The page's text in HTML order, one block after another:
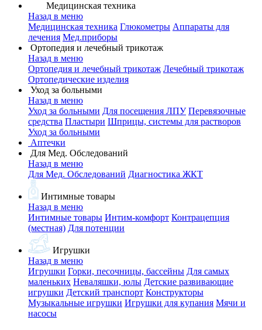
Медицинская техника
Назад в меню
Медицинская техника Глюкометры Аппараты для
лечения Мед.приборы
Ортопедия и лечебный трикотаж
Назад в меню
Ортопедия и лечебный трикотаж Лечебный трикотаж
Ортопедические изделия
Уход за больными
Назад в меню
Уход за больными Для посещения ЛПУ Перевязочные
средства Пластыри Шприцы, системы для растворов
Уход за больными
Аптечки
Для Мед. Обследований
Назад в меню
Для Мед. Обследований Диагностика ЖКТ
Интимные товары
Назад в меню
Интимные товары Интим-комфорт Контрацепция
(местная) Для потенции
Игрушки
Назад в меню
Игрушки Горки, песочницы, бассейны Для самых
маленьких Неваляшки, юлы Детские развивающие
игрушки Детский транспорт Конструкторы
Музыкальные игрушки Игрушки для купания Мячи и
насосы